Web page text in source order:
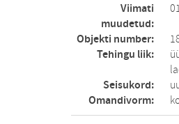
Viimati
muudetud:
Objekti number:
Tehingu liik:
Seisukord:
Omandivorm: